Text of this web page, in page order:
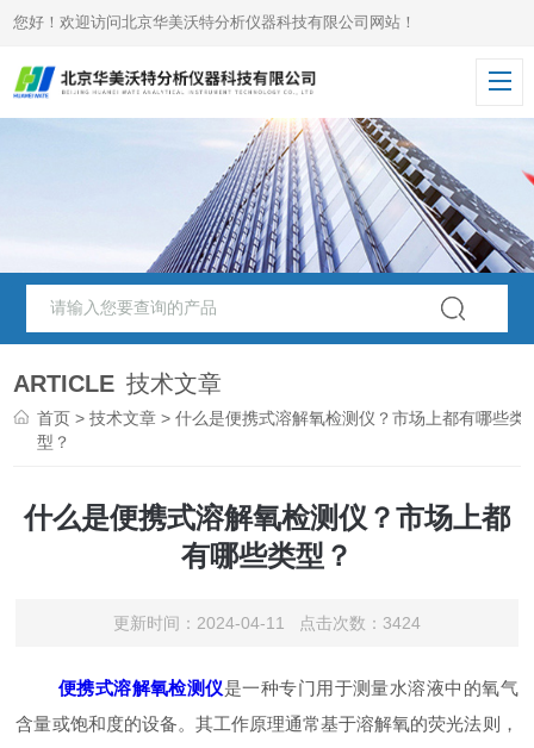
您好！欢迎访问北京华美沃特分析仪器科技有限公司网站！
ARTICLE 技术文章
首页 >技术文章 > 什么是便携式溶解氧检测仪？市场上都有哪些类
型？
什么是便携式溶解氧检测仪？市场上都
有哪些类型？
更新时间：2024-04-11 点击次数：3424
便携式溶解氧检测仪是一种专门用于测量水溶液中的氧气
含量或饱和度的设备。其工作原理通常基于溶解氧的荧光法则，